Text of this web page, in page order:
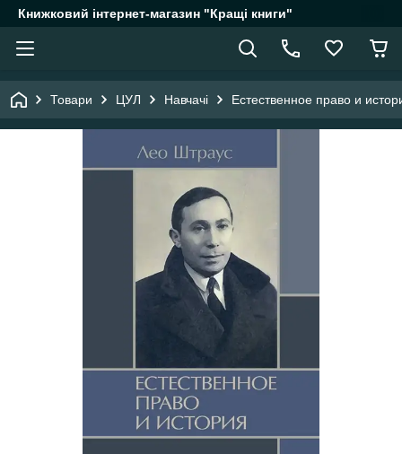
Книжковий інтернет-магазин "Кращі книги"
Товари ЦУЛ Навчачі Естественное право и